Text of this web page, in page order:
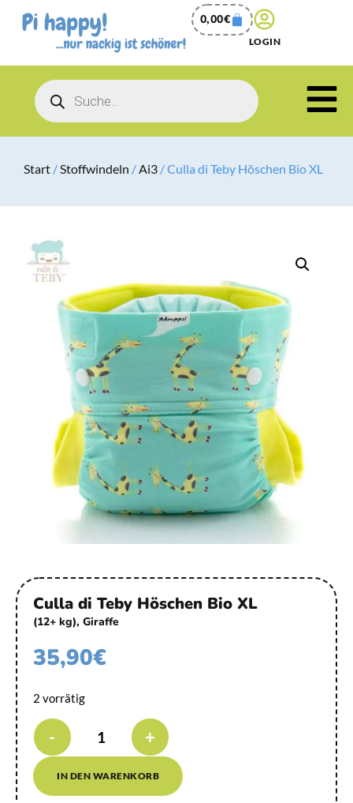
0,00€
LOGIN
Start /Stoffwindeln /Ai3 / Culla di Teby Höschen Bio XL
Culla di Teby Höschen Bio XL
(12+ kg), Giraffe
35,90€
2 vorrätig
- +
IN DEN WARENKORB